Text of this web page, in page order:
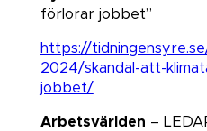
förlorar jobbet​​​​​​​”
https://
2024/skandal-att-
jobbet/
Arbetsvärlden –